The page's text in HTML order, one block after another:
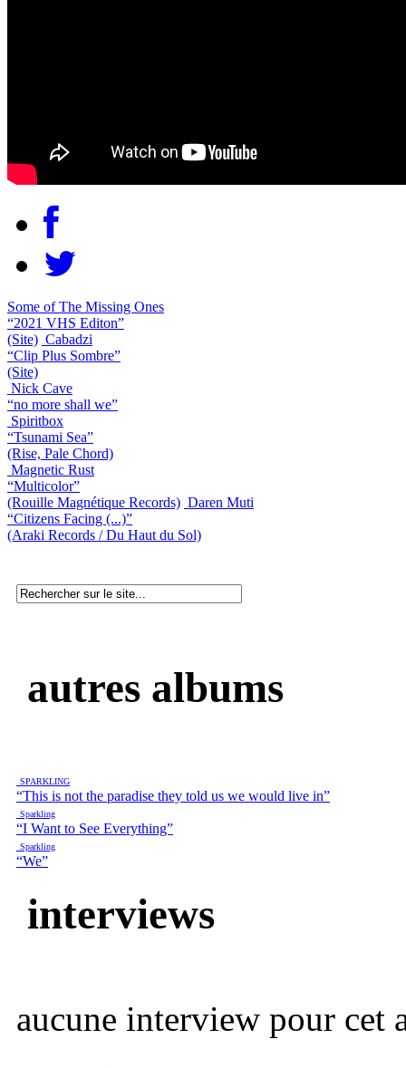
Some of The Missing Ones
“2021 VHS Editon”
(Site) Cabadzi
“Clip Plus Sombre”
(Site)
Nick Cave
“no more shall we”
Spiritbox
“Tsunami Sea”
(Rise, Pale Chord)
Magnetic Rust
“Multicolor”
(Rouille Magnétique Records) Daren Muti
“Citizens Facing (...)”
(Araki Records / Du Haut du Sol)
autres albums
SPARKLING
“This is not the paradise they told us we would live in”
Sparkling
“I Want to See Everything”
Sparkling
“We”
interviews
aucune interview pour cet